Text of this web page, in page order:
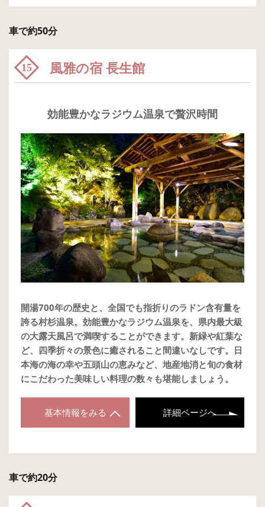
車で約50分
15 風雅の宿 長生館
効能豊かなラジウム温泉で贅沢時間
開湯700年の歴史と、全国でも指折りのラドン含有量を
誇る村杉温泉。効能豊かなラジウム温泉を、県内最大級
の大露天風呂で満喫することができます。新緑や紅葉な
ど、四季折々の景色に癒されること間違いなしです。日
本海の海の幸や五頭山の恵みなど、地産地消と旬の食材
にこだわった美味しい料理の数々も堪能しましょう。
基本情報をみる 詳細ページへ
車で約20分